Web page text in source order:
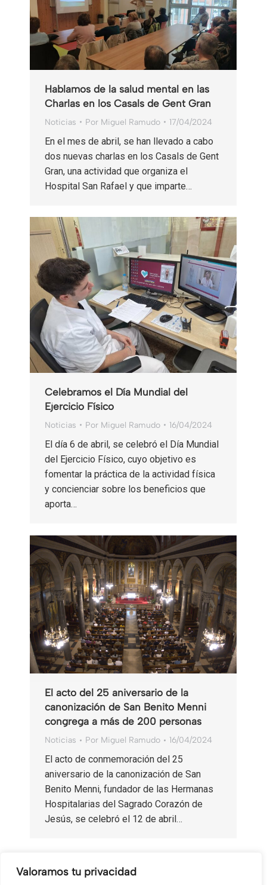
Valoramos tu privacidad
Hablamos de la salud mental en las
Charlas en los Casals de Gent Gran
Noticias Por Miguel Ramudo 17/04/2024
En el mes de abril, se han llevado a cabo
dos nuevas charlas en los Casals de Gent
Gran, una actividad que organiza el
Hospital San Rafael y que imparte…
Celebramos el Día Mundial del
Ejercicio Físico
Noticias Por Miguel Ramudo 16/04/2024
El día 6 de abril, se celebró el Día Mundial
del Ejercicio Físico, cuyo objetivo es
fomentar la práctica de la actividad física
y concienciar sobre los beneficios que
aporta…
El acto del 25 aniversario de la
canonización de San Benito Menni
congrega a más de 200 personas
Noticias Por Miguel Ramudo 16/04/2024
El acto de conmemoración del 25
aniversario de la canonización de San
Benito Menni, fundador de las Hermanas
Hospitalarias del Sagrado Corazón de
Jesús, se celebró el 12 de abril…